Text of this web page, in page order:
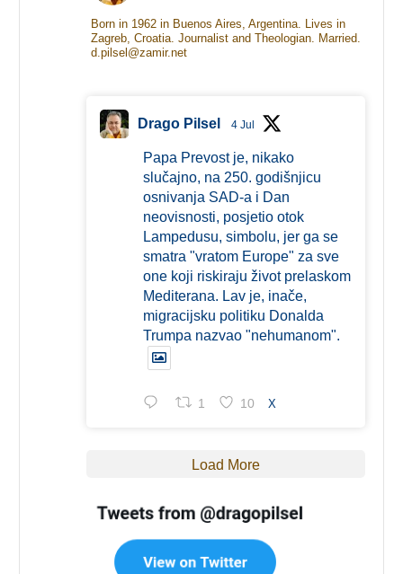
Born in 1962 in Buenos Aires, Argentina. Lives in
Zagreb, Croatia. Journalist and Theologian. Married.
d.pilsel@zamir.net
Drago Pilsel 4 Jul
Papa Prevost je, nikako
slučajno, na 250. godišnjicu
osnivanja SAD-a i Dan
neovisnosti, posjetio otok
Lampedusu, simbolu, jer ga se
smatra "vratom Europe" za sve
one koji riskiraju život prelaskom
Mediterana. Lav je, inače,
migracijsku politiku Donalda
Trumpa nazvao "nehumanom".
1 10 X
Load More